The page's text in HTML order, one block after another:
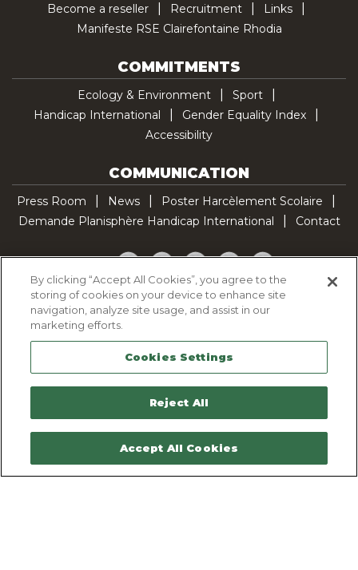
Become a reseller
Recruitment
Links
Manifeste RSE Clairefontaine Rhodia
COMMITMENTS
Ecology & Environment
Sport
Handicap International
Gender Equality Index
Accessibility
COMMUNICATION
Press Room News
Poster Harcèlement Scolaire
Demande Planisphère Handicap International
Contact
Facebook
TwitterYouTubePinterestTikTok
Cookie Policy
Legal Notice
Sitemap
Contactez-nous
By clicking “Accept All Cookies”, you agree to the
storing of cookies on your device to enhance site
navigation, analyze site usage, and assist in our
marketing efforts.
Cookies Settings
Reject All
Accept All Cookies